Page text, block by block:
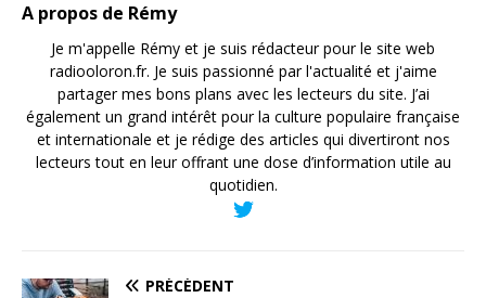
A propos de Rémy
Je m'appelle Rémy et je suis rédacteur pour le site web
radiooloron.fr. Je suis passionné par l'actualité et j'aime
partager mes bons plans avec les lecteurs du site. J’ai
également un grand intérêt pour la culture populaire française
et internationale et je rédige des articles qui divertiront nos
lecteurs tout en leur offrant une dose d’information utile au
quotidien.
PRÉCÉDENT